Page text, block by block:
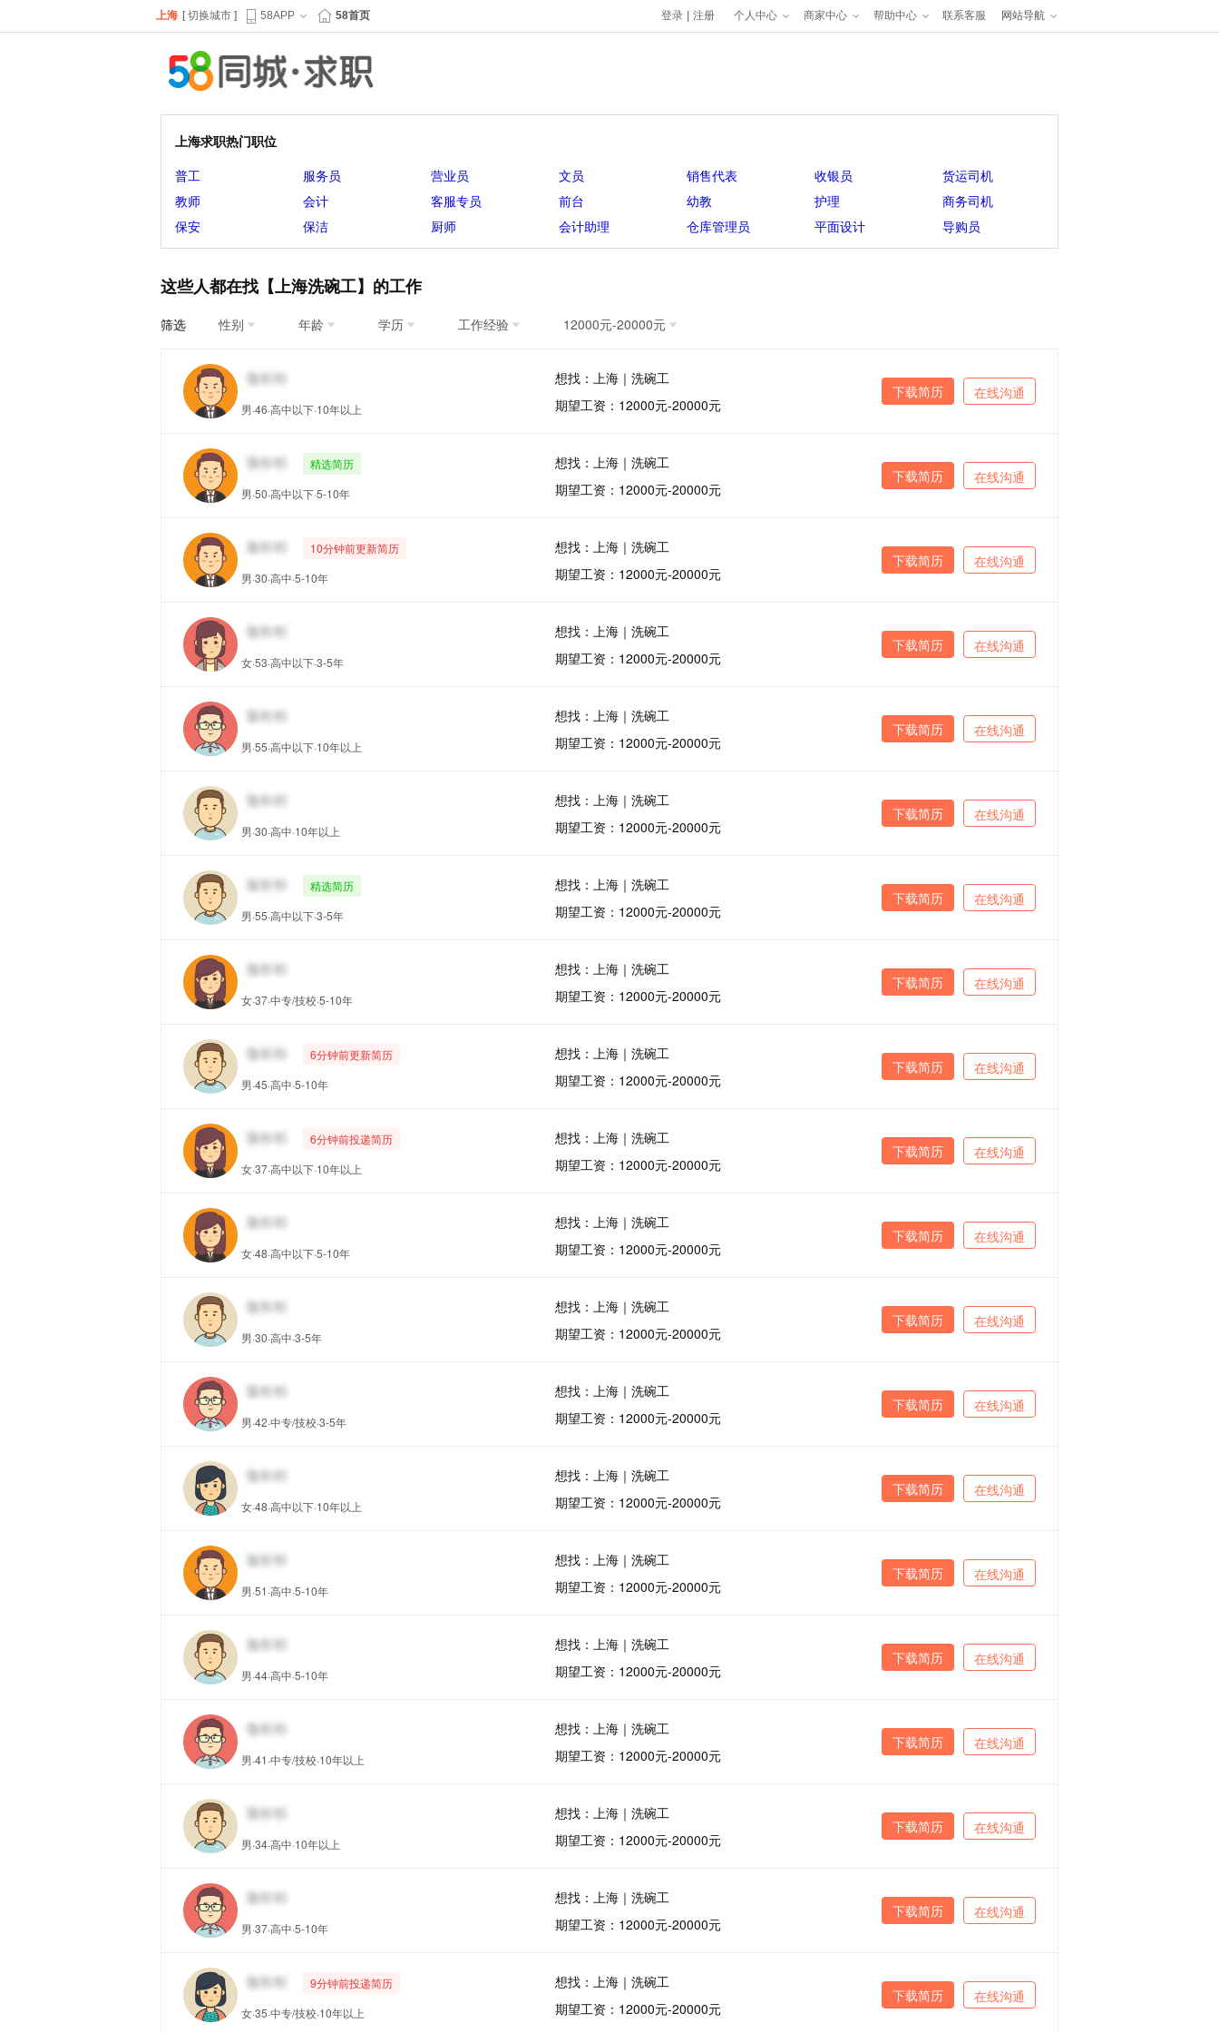
上海 [ 切换城市 ] 58APP 58首页 登录 注册 个人中心 商家中心 帮助中心 联系客服 网站导航
上海求职热门职位
普工 服务员 营业员 文员 销售代表 收银员
货运司机
教师
会计 客服专员 前台 幼教 护理
商务司机
保安
保洁 厨师 会计助理 仓库管理员 平面设计 导购员
这些人都在找【上海洗碗工】的工作
筛选 性别 年龄 学历 工作经验 12000元-20000元
男·46·高中以下·10年以上
想找：上海｜洗碗工
期望工资：12000元-20000元
在线沟通
下载简历
精选简历
男·50·高中以下·5-10年
想找：上海｜洗碗工
期望工资：12000元-20000元
在线沟通
下载简历
10分钟前更新简历
男·30·高中·5-10年
想找：上海｜洗碗工
期望工资：12000元-20000元
在线沟通
下载简历
女·53·高中以下·3-5年
想找：上海｜洗碗工
期望工资：12000元-20000元
在线沟通
下载简历
男·55·高中以下·10年以上
想找：上海｜洗碗工
期望工资：12000元-20000元
在线沟通
下载简历
男·30·高中·10年以上
想找：上海｜洗碗工
期望工资：12000元-20000元
在线沟通
下载简历
精选简历
男·55·高中以下·3-5年
想找：上海｜洗碗工
期望工资：12000元-20000元
在线沟通
下载简历
女·37·中专/技校·5-10年
想找：上海｜洗碗工
期望工资：12000元-20000元
在线沟通
下载简历
6分钟前更新简历
男·45·高中·5-10年
想找：上海｜洗碗工
期望工资：12000元-20000元
在线沟通
下载简历
6分钟前投递简历
女·37·高中以下·10年以上
想找：上海｜洗碗工
期望工资：12000元-20000元
在线沟通
下载简历
女·48·高中以下·5-10年
想找：上海｜洗碗工
期望工资：12000元-20000元
在线沟通
下载简历
男·30·高中·3-5年
想找：上海｜洗碗工
期望工资：12000元-20000元
在线沟通
下载简历
男·42·中专/技校·3-5年
想找：上海｜洗碗工
期望工资：12000元-20000元
在线沟通
下载简历
女·48·高中以下·10年以上
想找：上海｜洗碗工
期望工资：12000元-20000元
在线沟通
下载简历
男·51·高中·5-10年
想找：上海｜洗碗工
期望工资：12000元-20000元
在线沟通
下载简历
男·44·高中·5-10年
想找：上海｜洗碗工
期望工资：12000元-20000元
在线沟通
下载简历
男·41·中专/技校·10年以上
想找：上海｜洗碗工
期望工资：12000元-20000元
在线沟通
下载简历
男·34·高中·10年以上
想找：上海｜洗碗工
期望工资：12000元-20000元
在线沟通
下载简历
男·37·高中·5-10年
想找：上海｜洗碗工
期望工资：12000元-20000元
在线沟通
下载简历
9分钟前投递简历
女·35·中专/技校·10年以上
想找：上海｜洗碗工
期望工资：12000元-20000元
在线沟通
下载简历